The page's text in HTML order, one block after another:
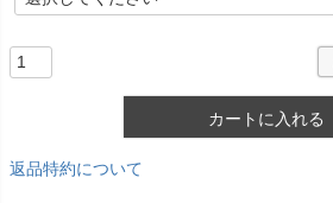
必
)
カートに入れる
返品特約について